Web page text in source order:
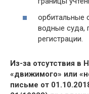
орбитальные
водные суда,
регистрации.
Из-за отсутствия в
«движимого» или
письме от